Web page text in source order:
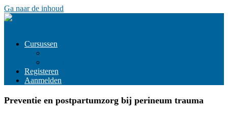
Ga naar de inhoud
Cursussen
Registeren
Aanmelden
Preventie en postpartumzorg bij perineum trauma